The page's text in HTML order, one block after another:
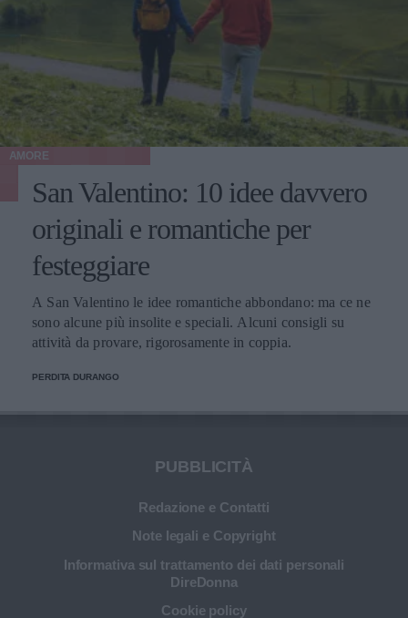
AMORE
San Valentino: 10 idee davvero
originali e romantiche per
festeggiare
A San Valentino le idee romantiche abbondano: ma ce ne
sono alcune più insolite e speciali. Alcuni consigli su
attività da provare, rigorosamente in coppia.
PERDITA DURANGO
PUBBLICITÀ
Redazione e Contatti
Note legali e Copyright
Informativa sul trattamento dei dati personali
DireDonna
Cookie policy